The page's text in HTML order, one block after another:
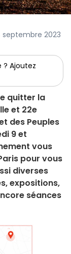
septembre 2023
? Ajoutez
quitter la
et 22e
des Peuples
9 et
vous
pour vous
diverses
expositions,
séances